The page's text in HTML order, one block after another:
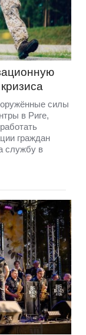
силы
в Риге,
граждан
службу в